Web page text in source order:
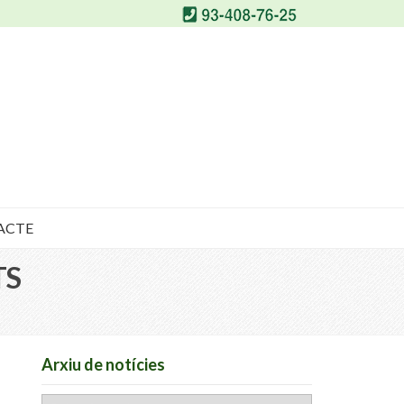
Arxiu de notícies